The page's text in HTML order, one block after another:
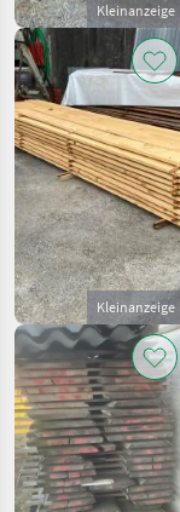
Kleinanzeige
Kleinanzeige